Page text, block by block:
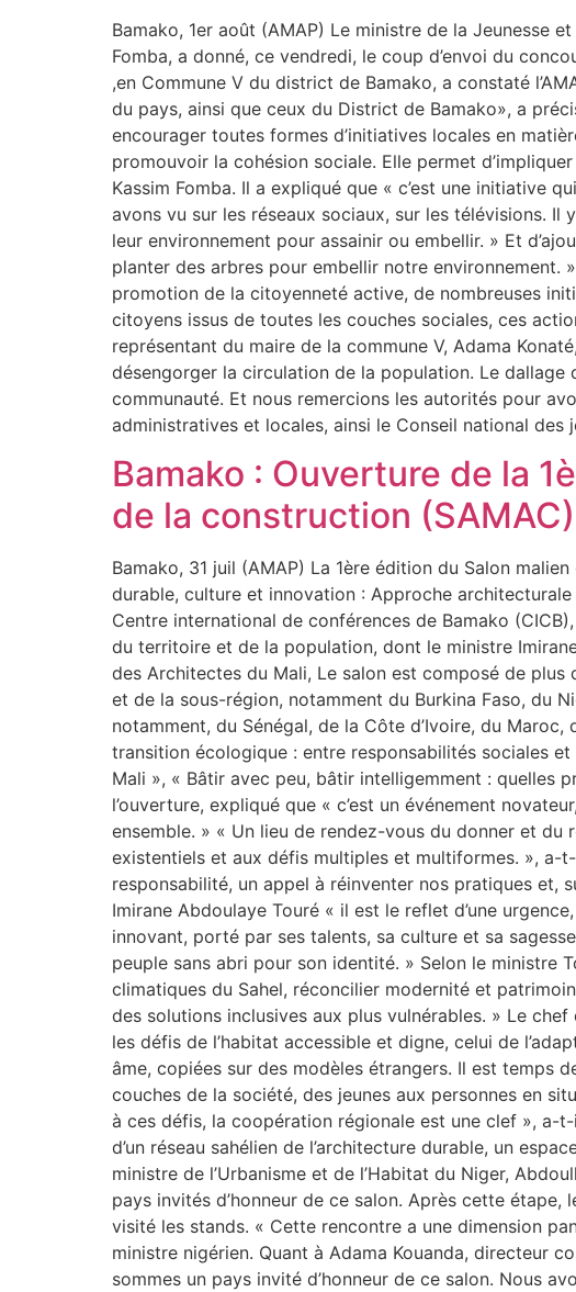
Bamako, 1er août (AMAP) Le ministre de la Jeunesse
Fomba, a donné, ce vendredi, le coup d’envoi du
,en Commune V du district de Bamako, a constaté
du pays, ainsi que ceux du District de Bamako», a
encourager toutes formes d’initiatives locales en
promouvoir la cohésion sociale. Elle permet
Kassim Fomba. Il a expliqué que « c’est une initiative
avons vu sur les réseaux sociaux, sur les télévisions. Il
leur environnement pour assainir ou embellir. » Et
planter des arbres pour embellir notre environnement.
promotion de la citoyenneté active, de nombreuses
citoyens issus de toutes les couches sociales, ces
représentant du maire de la commune V, Adama
désengorger la circulation de la population. Le dallage
communauté. Et nous remercions les autorités pour
administratives et locales, ainsi le Conseil national des
Bamako : Ouverture de la
de la construction (SAMAC)
Bamako, 31 juil (AMAP) La 1ère édition du Salon
durable, culture et innovation : Approche
Centre international de conférences de Bamako
du territoire et de la population, dont le ministre
des Architectes du Mali, Le salon est composé de
et de la sous-région, notamment du Burkina Faso, du
notamment, du Sénégal, de la Côte d’Ivoire, du
transition écologique : entre responsabilités sociales
Mali », « Bâtir avec peu, bâtir intelligemment : quelles
l’ouverture, expliqué que « c’est un événement
ensemble. » « Un lieu de rendez-vous du donner et
existentiels et aux défis multiples et multiformes. », a-
responsabilité, un appel à réinventer nos pratiques
Imirane Abdoulaye Touré « il est le reflet d’une
innovant, porté par ses talents, sa culture et sa
peuple sans abri pour son identité. » Selon le ministre
climatiques du Sahel, réconcilier modernité et
des solutions inclusives aux plus vulnérables. » Le
les défis de l’habitat accessible et digne, celui de
âme, copiées sur des modèles étrangers. Il est temps
couches de la société, des jeunes aux personnes en
à ces défis, la coopération régionale est une clef », a-
d’un réseau sahélien de l’architecture durable, un
ministre de l’Urbanisme et de l’Habitat du Niger,
pays invités d’honneur de ce salon. Après cette
visité les stands. « Cette rencontre a une dimension
ministre nigérien. Quant à Adama Kouanda, directeur
sommes un pays invité d’honneur de ce salon. Nous